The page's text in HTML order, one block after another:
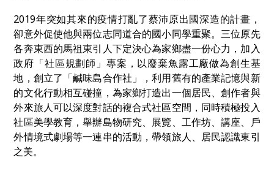
2019年突如其來的疫情打亂了蔡沛原出國深造的計畫，
卻意外促使他與兩位志同道合的國小同學重聚。三位原先
各奔東西的馬祖東引人下定決心為家鄉盡一份心力，加入
政府「社區規劃師」專案，以廢棄魚露工廠做為創生基
地，創立了「鹹味島合作社」，利用舊有的產業記憶與新
的文化行動相互碰撞，為家鄉打造出一個居民、創作者與
外來旅人可以深度對話的複合式社區空間，同時積極投入
社區美學教育，舉辦島物研究、展覽、工作坊、講座、戶
外情境式劇場等一連串的活動，帶領旅人、居民認識東引
之美。